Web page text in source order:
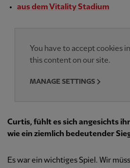
aus dem Vitality Stadium
You have to accept cookies
this content on our site.
MANAGE SETTINGS
Curtis, fühlt es sich angesichts
wie ein ziemlich bedeutender
Es war ein wichtiges Spiel. Wir